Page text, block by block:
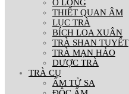
Ô LONG
THIẾT QUAN ÂM
LỤC TRÀ
BÍCH LOA XUÂN
TRÀ SHAN TUYẾT
TRÀ MẠN HẢO
DƯỢC TRÀ
TRÀ CỤ
ẤM TỬ SA